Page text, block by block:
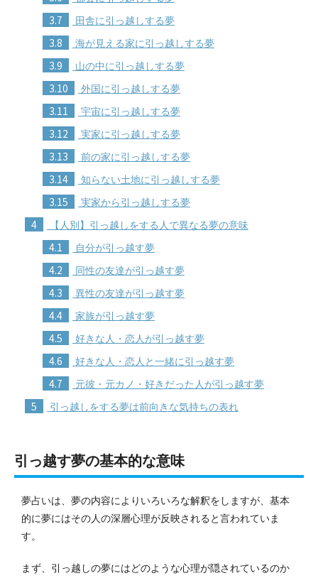
3.7 田舎に引っ越しする夢
3.8 海が見える家に引っ越しする夢
3.9 山の中に引っ越しする夢
3.10 外国に引っ越しする夢
3.11 宇宙に引っ越しする夢
3.12 実家に引っ越しする夢
3.13 前の家に引っ越しする夢
3.14 知らない土地に引っ越しする夢
3.15 実家から引っ越しする夢
4 【人別】引っ越しをする人で異なる夢の意味
4.1 自分が引っ越す夢
4.2 同性の友達が引っ越す夢
4.3 異性の友達が引っ越す夢
4.4 家族が引っ越す夢
4.5 好きな人・恋人が引っ越す夢
4.6 好きな人・恋人と一緒に引っ越す夢
4.7 元彼・元カノ・好きだった人が引っ越す夢
5 引っ越しをする夢は前向きな気持ちの表れ
引っ越す夢の基本的な意味
夢占いは、夢の内容によりいろいろな解釈をしますが、基本
的に夢にはその人の深層心理が反映されると言われていま
す。
まず、引っ越しの夢にはどのような心理が隠されているのか